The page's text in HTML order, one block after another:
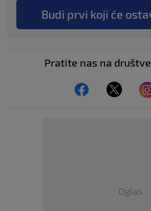
Budi prvi koji će
Pratite nas na
Oglas